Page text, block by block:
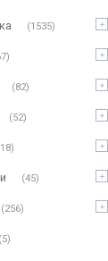
1535
82
52
18
45
256
5